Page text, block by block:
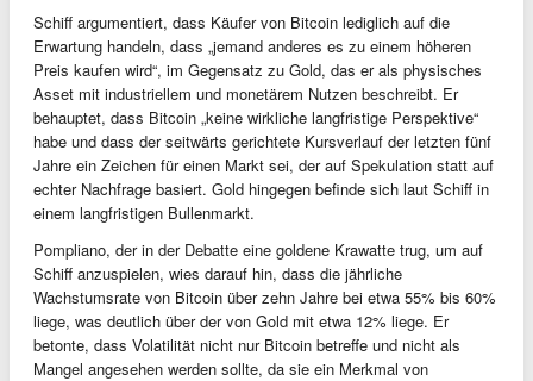
Schiff argumentiert, dass Käufer von Bitcoin lediglich auf die
Erwartung handeln, dass „jemand anderes es zu einem höheren
Preis kaufen wird“, im Gegensatz zu Gold, das er als physisches
Asset mit industriellem und monetärem Nutzen beschreibt. Er
behauptet, dass Bitcoin „keine wirkliche langfristige Perspektive“
habe und dass der seitwärts gerichtete Kursverlauf der letzten fünf
Jahre ein Zeichen für einen Markt sei, der auf Spekulation statt auf
echter Nachfrage basiert. Gold hingegen befinde sich laut Schiff in
einem langfristigen Bullenmarkt.
Pompliano, der in der Debatte eine goldene Krawatte trug, um auf
Schiff anzuspielen, wies darauf hin, dass die jährliche
Wachstumsrate von Bitcoin über zehn Jahre bei etwa 55% bis 60%
liege, was deutlich über der von Gold mit etwa 12% liege. Er
betonte, dass Volatilität nicht nur Bitcoin betreffe und nicht als
Mangel angesehen werden sollte, da sie ein Merkmal von